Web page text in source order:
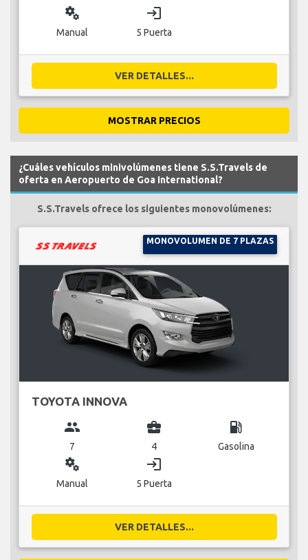
miscellaneous_services
Manual
login
5 Puerta
VER DETALLES...
MOSTRAR PRECIOS
¿Cuáles vehículos minivolúmenes tiene S.S.Travels de
oferta en Aeropuerto de Goa International?
S.S.Travels ofrece los siguientes monovolúmenes:
MONOVOLUMEN DE 7 PLAZAS
TOYOTA INNOVA
group
7
business_center
4
local_gas_station
Gasolina
miscellaneous_services
Manual
login
5 Puerta
VER DETALLES...